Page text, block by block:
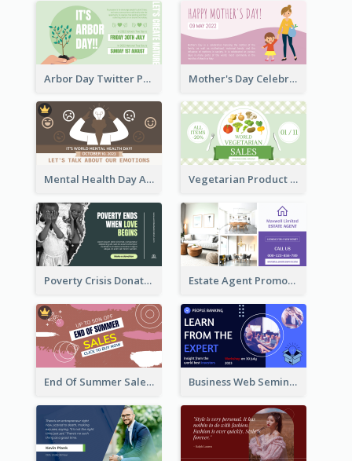
Arbor Day Twitter Post Mother's Day Celebration Twitter Post
Mental Health Day Awareness Twitter Post Vegetarian Product Discount Twitter Post
Poverty Crisis Donation Twitter Post Estate Agent Promote Twitter Post Design Idea
End Of Summer Sale Twitter Post Design Idea Business Web Seminar Twitter Post Design Idea